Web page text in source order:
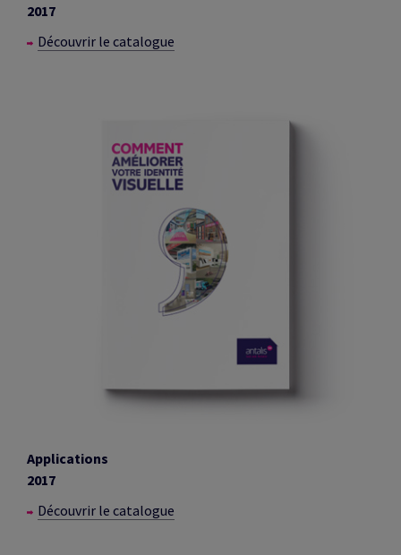
2017
Découvrir le catalogue
Applications
2017
Découvrir le catalogue